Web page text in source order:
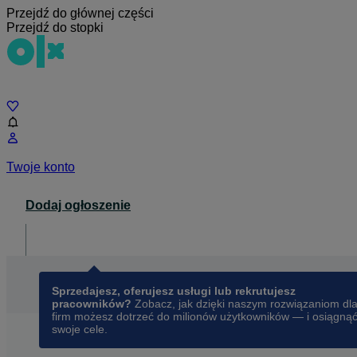
Przejdź do głównej części
Przejdź do stopki
Twoje konto
Dodaj ogłoszenie
Sprzedajesz, oferujesz usługi lub rekrutujesz
pracowników? Zobacz, jak dzięki naszym rozwiązaniom dla
firm możesz dotrzeć do milionów użytkowników — i osiągnąć
swoje cele.